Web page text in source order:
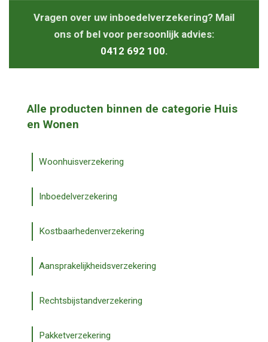
Vragen over uw inboedelverzekering? Mail
ons of bel voor persoonlijk advies:
0412 692 100.
Alle producten binnen de categorie Huis
en Wonen
Woonhuisverzekering
Inboedelverzekering
Kostbaarhedenverzekering
Aansprakelijkheidsverzekering
Rechtsbijstandverzekering
Pakketverzekering